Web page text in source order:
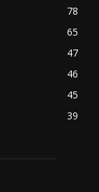
78
65
47
46
45
39